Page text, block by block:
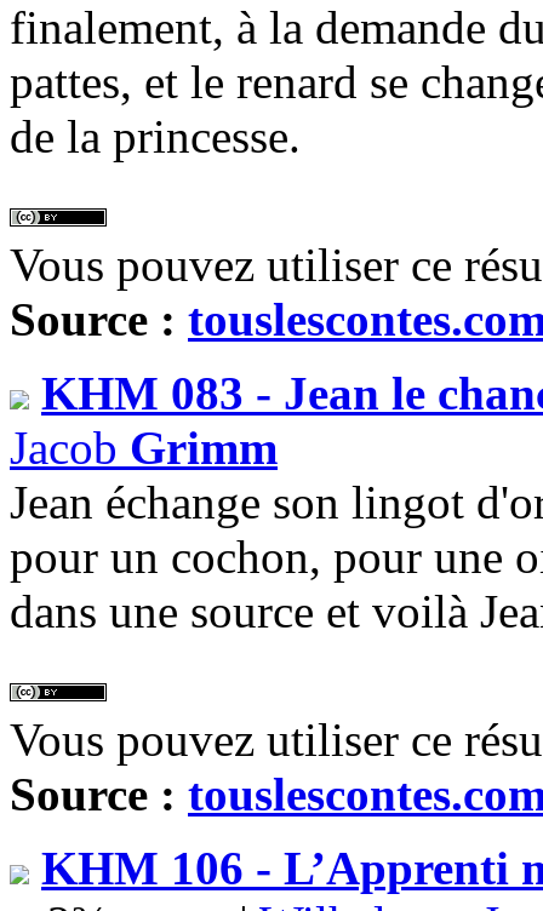
finalement, à la demande
pattes, et le renard se
de la princesse.
Vous pouvez utiliser ce
Source :
KHM 083 - Jean le
Jacob Grimm
Jean échange son lingot
pour un cochon, pour une
dans une source et voilà
Vous pouvez utiliser ce
Source :
KHM 106 - L’Apprenti